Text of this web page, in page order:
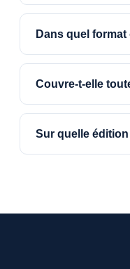
Dans quel
Couvre-t-elle
Sur quelle